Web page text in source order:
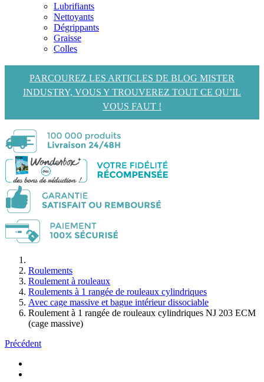
Lubrifiants
Nettoyants
Dégrippants
Graisse
Colles
PARCOUREZ LES ARTICLES DE BLOG MISTER
INDUSTRY, VOUS Y TROUVEREZ TOUT CE QU’IL
VOUS FAUT !
Roulements
Roulement à rouleaux
Roulements à 1 rangée de rouleaux cylindriques
Avec cage massive et bague intérieur dissociable
Roulement à 1 rangée de rouleaux cylindriques NJ 203 ECM
(cage massive)
Précédent